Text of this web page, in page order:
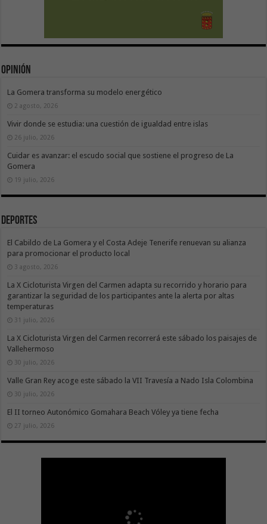
Opinión
La Gomera transforma su modelo energético
2 agosto, 2026
Vivir donde se estudia: una cuestión de igualdad entre islas
26 julio, 2026
Cuidar es avanzar: el escudo social que sostiene el progreso de La
Gomera
19 julio, 2026
Deportes
El Cabildo de La Gomera y el Costa Adeje Tenerife renuevan su alianza
para promocionar el producto local
3 agosto, 2026
La X Cicloturista Virgen del Carmen adapta su recorrido y horario para
garantizar la seguridad de los participantes ante la alerta por altas
temperaturas
31 julio, 2026
La X Cicloturista Virgen del Carmen recorrerá este sábado los paisajes de
Vallehermoso
30 julio, 2026
Valle Gran Rey acoge este sábado la VII Travesía a Nado Isla Colombina
30 julio, 2026
El II torneo Autonómico Gomahara Beach Vóley ya tiene fecha
27 julio, 2026